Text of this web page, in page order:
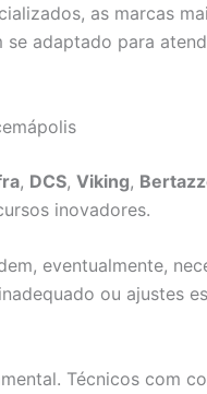
as marcas
adaptado para
, DCS, Viking,
inovadores.
eventualmente,
ou ajustes
Técnicos com